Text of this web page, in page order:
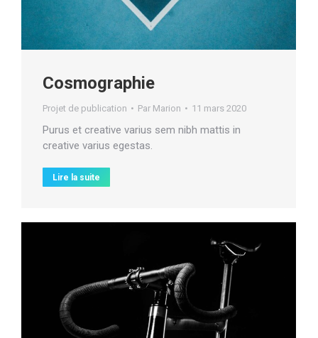
Cosmographie
Projet de publication Par Marion 11 mars 2020
Purus et creative varius sem nibh mattis in
creative varius egestas.
Lire la suite